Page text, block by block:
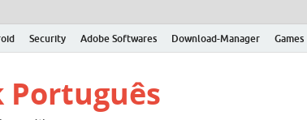
Security Adobe Softwares Download-Manager Games
Português